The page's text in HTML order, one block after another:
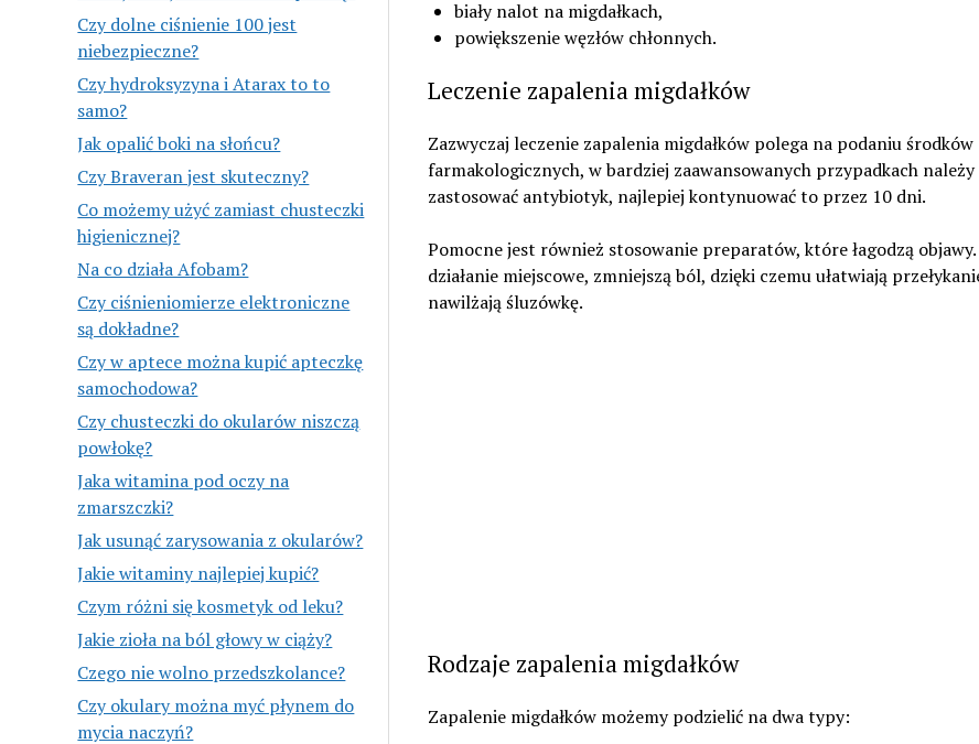
Czy dolne ciśnienie 100 jest
niebezpieczne?
Czy hydroksyzyna i Atarax to to
samo?
Jak opalić boki na słońcu?
Czy Braveran jest skuteczny?
Co możemy użyć zamiast chusteczki
higienicznej?
Na co działa Afobam?
Czy ciśnieniomierze elektroniczne
są dokładne?
Czy w aptece można kupić apteczkę
samochodowa?
Czy chusteczki do okularów niszczą
powłokę?
Jaka witamina pod oczy na
zmarszczki?
Jak usunąć zarysowania z okularów?
Jakie witaminy najlepiej kupić?
Czym różni się kosmetyk od leku?
Jakie zioła na ból głowy w ciąży?
Czego nie wolno przedszkolance?
Czy okulary można myć płynem do
mycia naczyń?
biały nalot na migdałkach,
powiększenie węzłów chłonnych.
Leczenie zapalenia migdałków
Zazwyczaj leczenie zapalenia migdałków polega na podaniu środków
farmakologicznych, w bardziej zaawansowanych przypadkach należy
zastosować antybiotyk, najlepiej kontynuować to przez 10 dni.
Pomocne jest również stosowanie preparatów, które łagodzą objawy.
działanie miejscowe, zmniejszą ból, dzięki czemu ułatwiają
nawilżają śluzówkę.
Rodzaje zapalenia migdałków
Zapalenie migdałków możemy podzielić na dwa typy: